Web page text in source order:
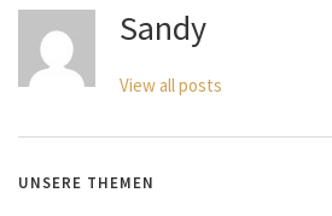
Sandy
View all posts
UNSERE THEMEN